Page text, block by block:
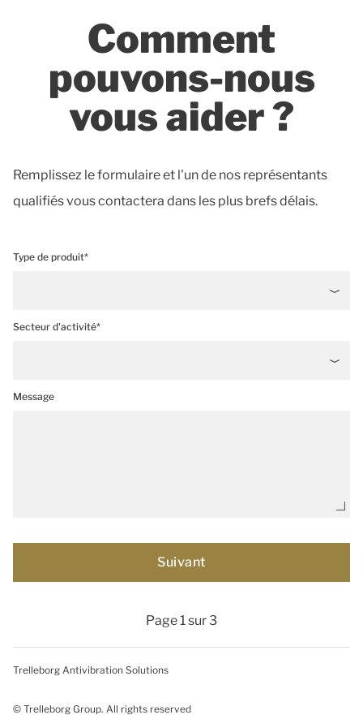
Comment
pouvons-nous
vous aider ?
Remplissez le formulaire et l'un de nos représentants
qualifiés vous contactera dans les plus brefs délais.
Type de produit*
Secteur d'activité*
Message
Page 1 sur 3
Trelleborg Antivibration Solutions
© Trelleborg Group. All rights reserved